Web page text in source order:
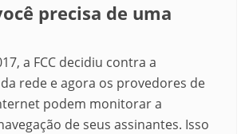
precisa de uma
a FCC decidiu contra a
rede e agora os provedores de
podem monitorar a
de seus assinantes. Isso